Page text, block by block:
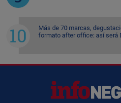
Más de 70 marcas,
formato after office: así será